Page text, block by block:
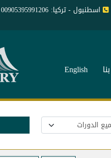
اسطنبول - تركيا: 00905395991206
English